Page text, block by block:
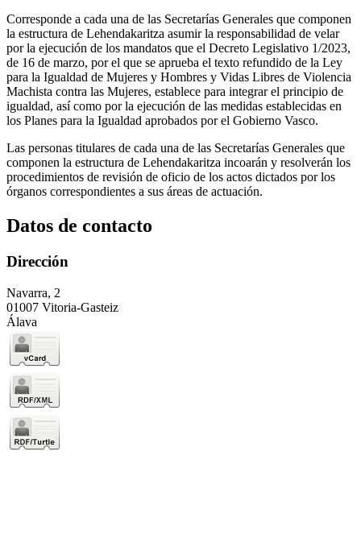
Corresponde a cada una de las Secretarías Generales que componen
la estructura de Lehendakaritza asumir la responsabilidad de velar
por la ejecución de los mandatos que el Decreto Legislativo 1/2023,
de 16 de marzo, por el que se aprueba el texto refundido de la Ley
para la Igualdad de Mujeres y Hombres y Vidas Libres de Violencia
Machista contra las Mujeres, establece para integrar el principio de
igualdad, así como por la ejecución de las medidas establecidas en
los Planes para la Igualdad aprobados por el Gobierno Vasco.
Las personas titulares de cada una de las Secretarías Generales que
componen la estructura de Lehendakaritza incoarán y resolverán los
procedimientos de revisión de oficio de los actos dictados por los
órganos correspondientes a sus áreas de actuación.
Datos de contacto
Dirección
Navarra, 2
01007 Vitoria-Gasteiz
Álava